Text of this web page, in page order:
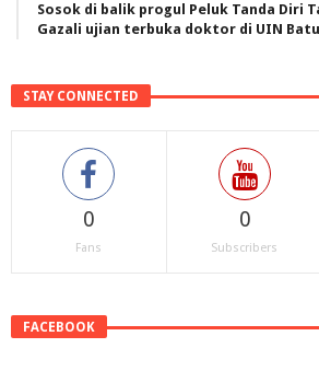
Sosok di balik progul Peluk Tanda Diri
Gazali ujian terbuka doktor di UIN
STAY CONNECTED
0
Fans
0
Subscribers
FACEBOOK